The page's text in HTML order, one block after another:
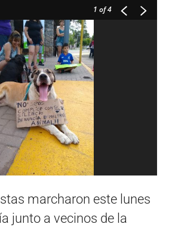
1 of 4
marcharon este lunes
junto a vecinos de la